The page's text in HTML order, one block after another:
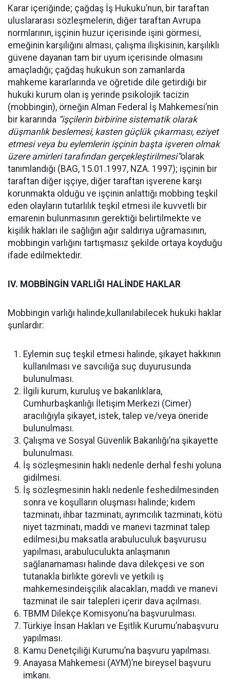
Karar içeriğinde; çağdaş İş Hukuku’nun, bir taraftan
uluslararası sözleşmelerin, diğer taraftan Avrupa
normlarının, işçinin huzur içerisinde işini görmesi,
emeğinin karşılığını alması, çalışma ilişkisinin, karşılıklı
güvene dayanan tam bir uyum içerisinde olmasını
amaçladığı; çağdaş hukukun son zamanlarda
mahkeme kararlarında ve öğretide dile getirdiği bir
hukuki kurum olan iş yerinde psikolojik tacizin
(mobbingin), örneğin Alman Federal İş Mahkemesi’nin
bir kararında “işçilerin birbirine sistematik olarak
düşmanlık beslemesi, kasten güçlük çıkarması, eziyet
etmesi veya bu eylemlerin işçinin başta işveren olmak
üzere amirleri tarafından gerçekleştirilmesi”olarak
tanımlandığı (BAG, 15.01.1997, NZA. 1997); işçinin bir
taraftan diğer işçiye, diğer taraftan işverene karşı
korunmakta olduğu ve işçinin anlattığı mobbing teşkil
eden olayların tutarlılık teşkil etmesi ile kuvvetli bir
emarenin bulunmasının gerektiği belirtilmekte ve
kişilik hakları ile sağlığın ağır saldırıya uğramasının,
mobbingin varlığını tartışmasız şekilde ortaya koyduğu
ifade edilmektedir.
IV. MOBBİNGİN VARLIĞI HALİNDE HAKLAR
Mobbingin varlığı halinde,kullanılabilecek hukuki haklar
şunlardır:
Eylemin suç teşkil etmesi halinde, şikayet hakkının
kullanılması ve savcılığa suç duyurusunda
bulunulması.
İlgili kurum, kuruluş ve bakanlıklara,
Cumhurbaşkanlığı İletişim Merkezi (Cimer)
aracılığıyla şikayet, istek, talep ve/veya öneride
bulunulması.
Çalışma ve Sosyal Güvenlik Bakanlığı’na şikayette
bulunulması.
İş sözleşmesinin haklı nedenle derhal feshi yoluna
gidilmesi.
İş sözleşmesinin haklı nedenle feshedilmesinden
sonra ve koşulların oluşması halinde; kıdem
tazminatı, ihbar tazminatı, ayrımcılık tazminatı, kötü
niyet tazminatı, maddi ve manevi tazminat talep
edilmesi,bu maksatla arabuluculuk başvurusu
yapılması, arabuluculukta anlaşmanın
sağlanamaması halinde dava dilekçesi ve son
tutanakla birlikte görevli ve yetkili iş
mahkemesindeişçilik alacakları, maddi ve manevi
tazminat ile sair talepleri içerir dava açılması.
TBMM Dilekçe Komisyonu’na başvurulması.
Türkiye İnsan Hakları ve Eşitlik Kurumu’nabaşvuru
yapılması.
Kamu Denetçiliği Kurumu’na başvuru yapılması.
Anayasa Mahkemesi (AYM)’ne bireysel başvuru
imkanı.